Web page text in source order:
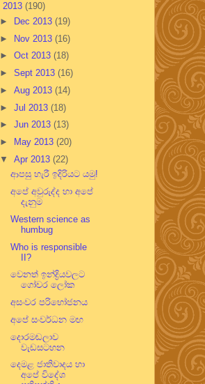
2013 (190)
►
Dec 2013 (19)
► Nov 2013 (16)
► Oct 2013 (18)
► Sept 2013 (16)
► Aug 2013 (14)
► Jul 2013 (18)
► Jun 2013 (13)
►
May 2013 (20)
▼ Apr 2013 (22)
ආපසු හැරී ඉදිරියට යමු!
අපේ අවුරුද්ද හා අපේ
දැනුම
Western science as
humbug
Who is responsible
II?
වෙනත් ඉන්ද්‍රියවලට
ගෝචර ලෝක
අසංවර පරිභෝජනය
අපේ සංවර්ධන මඟ
දොරමඬලාව
වැඩසටහන
දෙමළ ජාතිවාදය හා
අපේ විදේශ